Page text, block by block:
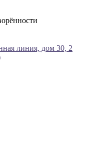
линия, дом 30, 2